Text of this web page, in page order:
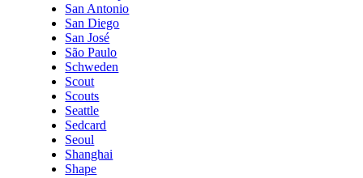
San Antonio
San Diego
San José
São Paulo
Schweden
Scout
Scouts
Seattle
Sedcard
Seoul
Shanghai
Shape